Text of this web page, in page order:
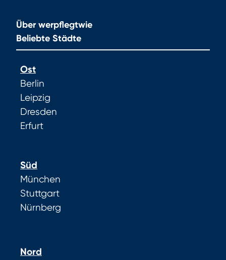
Über werpflegtwie
Beliebte Städte
Ost
Berlin
Leipzig
Dresden
Erfurt
Süd
München
Stuttgart
Nürnberg
Nord